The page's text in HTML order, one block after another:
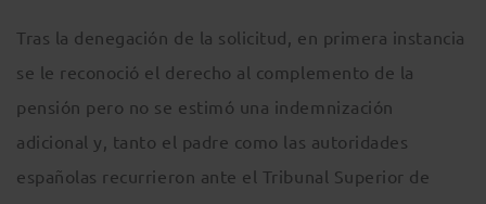
Tras la denegación de la solicitud, en primera instancia
se le reconoció el derecho al complemento de la
pensión pero no se estimó una indemnización
adicional y, tanto el padre como las autoridades
españolas recurrieron ante el Tribunal Superior de